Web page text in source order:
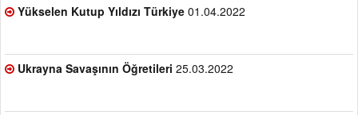
Yükselen Kutup Yıldızı Türkiye 01.04.2022
Ukrayna Savaşının Öğretileri 25.03.2022